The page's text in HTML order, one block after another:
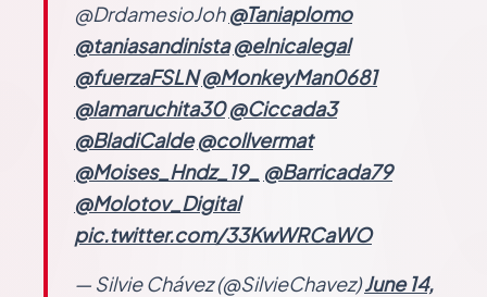
@DrdamesioJoh@Taniaplomo
@taniasandinista @elnicalegal
@fuerzaFSLN @MonkeyMan0681
@lamaruchita30 @Ciccada3
@BladiCalde @collvermat
@Moises_Hndz_19_
@Barricada79
@Molotov_Digital
pic.twitter.com/33KwWRCaWO
— Silvie Chávez (@SilvieChavez)June 14,